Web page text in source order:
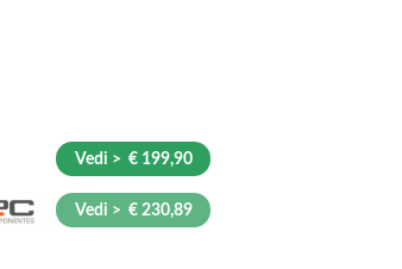
Vedi > € 199,90
Vedi > € 230,89